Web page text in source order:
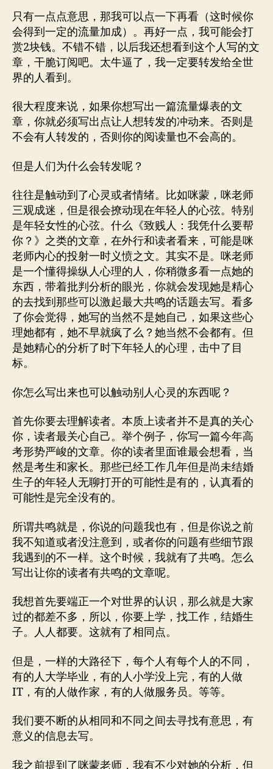
只有一点点意思，那我可以点一下再看（这时候你
会得到一定的流量加成）。再好一点，我可能会打
赏2块钱。不错不错，以后我还想看到这个人写的文
章，干脆订阅吧。太牛逼了，我一定要转发给全世
界的人看到。
很大程度来说，如果你想写出一篇流量爆表的文
章，你就必须写出点让人想转发的冲动来。否则是
不会有人转发的，否则你的阅读量也不会高的。
但是人们为什么会转发呢？
往往是触动到了心灵或者情绪。比如咪蒙，咪老师
三观成迷，但是很会撩动现在年轻人的心弦。特别
是年轻女性的心弦。什么《致贱人：我凭什么要帮
你？》之类的文章，在外行和读者看来，可能是咪
老师内心的投射一时义愤之文。其实不是。咪老师
是一个懂得操纵人心理的人，你稍微多看一点她的
东西，带着批判分析的眼光，你就会发现她是精心
的去找到那些可以激起最大共鸣的话题去写。看多
了你会觉得，她写的当然不是她自己，如果这些心
理她都有，她不早就疯了么？她当然不会都有。但
是她精心的分析了时下年轻人的心理，击中了目
标。
你怎么写出来也可以触动别人心灵的东西呢？
首先你要去理解读者。本质上读者并不是真的关心
你，读者最关心自己。举个例子，你写一篇今年高
考形势严峻的文章。你的读者里面谁最会想看，当
然是考生和家长。那些已经工作几年但是尚未结婚
生子的年轻人无聊打开的可能性是有的，认真看的
可能性是完全没有的。
所谓共鸣就是，你说的问题我也有，但是你说之前
我不知道或者没注意到，或者你的问题有些细节跟
我遇到的不一样。这个时候，我就有了共鸣。怎么
写出让你的读者有共鸣的文章呢。
我想首先要端正一个对世界的认识，那么就是大家
过的都差不多，所以，你要上学，找工作，结婚生
子。人人都要。这就有了相同点。
但是，一样的大路径下，每个人有每个人的不同，
有的人大学毕业，有的人小学没上完，有的人做
IT，有的人做作家，有的人做服务员。等等。
我们要不断的从相同和不同之间去寻找有意思，有
意义的信息去写。
我之前提到了咪蒙老师，我有不少对她的分析，但